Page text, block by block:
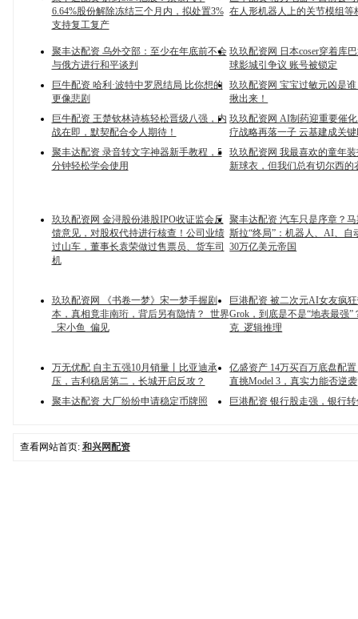
6.64%股份解除冻结三个月内，拟处置3%
支持复工复产
在人形机器人上的关节模组等
聚丰达配资 乌外交部：至少在年底前不会
与俄方进行和平谈判
玖玖配资网 日本coser穿着库
球影城引争议 账号被锁定
巨牛配资 哈利·波特中罗恩结局 比你想的
更像悲剧
玖玖配资网 宝宝过敏元凶是
揪出来！
巨牛配资 王楚钦林诗栋轻松晋级八强，内
战在即，默契配合令人期待！
玖玖配资网 AI制药迎重要催
疗战略再落一子 云基建成关
聚丰达配资 录音转文字神器新手教程，5
分钟轻松学会使用
玖玖配资网 我最喜欢的童年
新球衣，但我们总有切尔西的
玖玖配资网 金浔股份港股IPO收证监会反
馈意见，对股权代持进行核查！公司业绩
过山车，董事长袁荣做过售票员、货车司
机
聚丰达配资 汽车只是序章？
斯拉“终局”：机器人、AI、自
30万亿美元帝国
玖玖配资网 《书卷一梦》宋一梦手握剧
本，真相竟非南珩，背后另有隐情？_世界
_宋小鱼_偏见
巨港配资 被二次元AI女友疯
Grok，到底是不是“地表最强”
克_逻辑推理
万无优配 自主五强10月销量丨比亚迪承
压，吉利稳居第二，长城开启反攻？
亿盛资产 14万买百万底盘配
直挑Model 3，真实力能否逆袭
聚丰达配资 大厂纷纷申请稳定币牌照
巨港配资 银行股走强，银行转
查看网站首页: 和兴网配资